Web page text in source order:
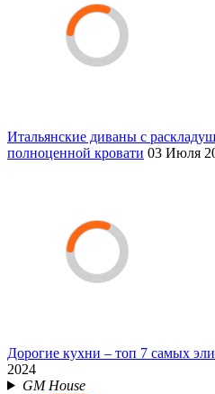
Итальянские диваны с
полноценной кровати 03 Июля
Дорогие кухни – топ 7 самых
2024
GM House